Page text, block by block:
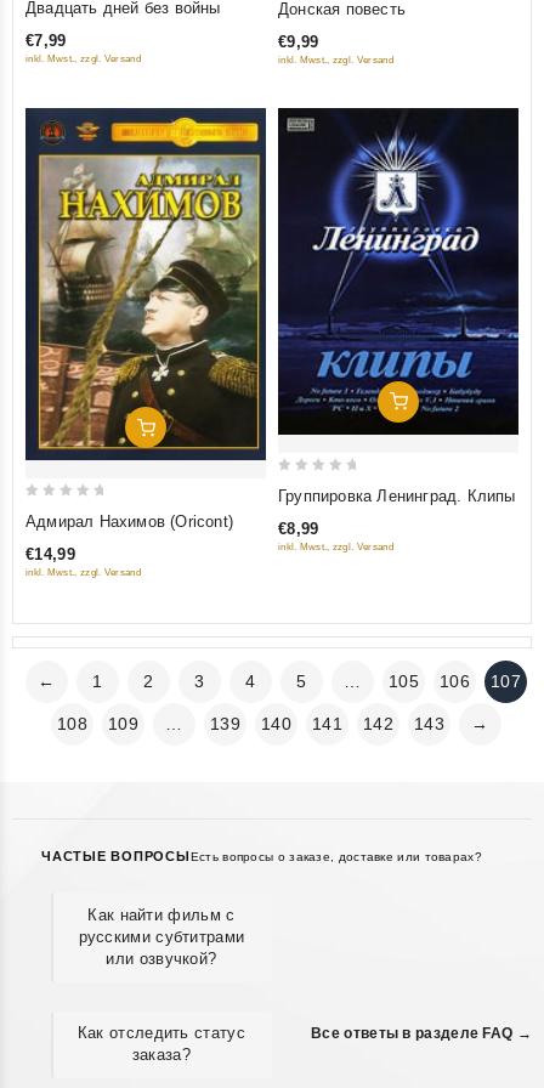
out
of
Двадцать дней без войны
€7,99
inkl. Mwst., zzgl. Versand
out
of
Донская повесть
€9,99
inkl. Mwst., zzgl. Versand
Добавить В Корзину
out
of
Адмирал Нахимов (Oricont)
€14,99
inkl. Mwst., zzgl. Versand
Добавить В Корзину
out
of
Группировка Ленинград. Клипы
€8,99
inkl. Mwst., zzgl. Versand
← 1 2 3 4 5 105 106 107
108 109 139 140 141 142 143 →
ЧАСТЫЕ ВОПРОСЫ Есть вопросы о заказе, доставке или товарах?
Как найти фильм с
русскими субтитрами
или озвучкой?
Как отследить статус
заказа?
Все ответы в разделе FAQ →